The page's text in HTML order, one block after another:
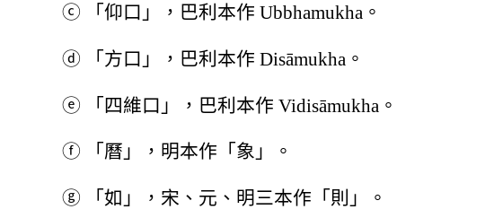
ⓒ 「仰口」，巴利本作 Ubbhamukha。
ⓓ 「方口」，巴利本作 Disāmukha。
ⓔ 「四維口」，巴利本作 Vidisāmukha。
ⓕ 「曆」，明本作「象」。
ⓖ 「如」，宋、元、明三本作「則」。